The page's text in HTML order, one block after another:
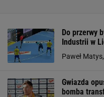
Do przerwy
Industrii w
Paweł Matys,
Gwiazda
bomba